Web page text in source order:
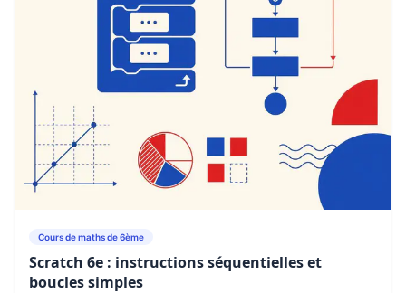
Cours de maths de 6ème
Scratch 6e : instructions séquentielles et
boucles simples